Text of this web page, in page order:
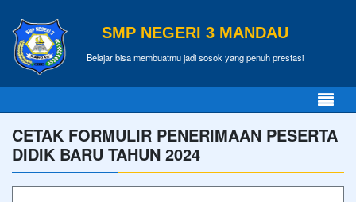
SMP NEGERI 3 MANDAU
Belajar bisa membuatmu jadi sosok yang penuh prestasi
CETAK FORMULIR PENERIMAAN PESERTA
DIDIK BARU TAHUN 2024